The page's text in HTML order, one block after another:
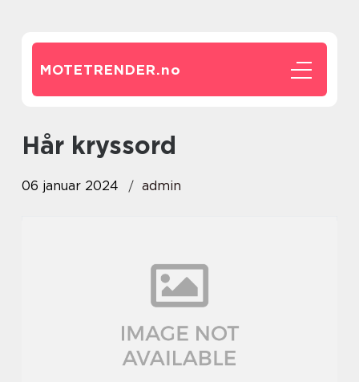
MOTETRENDER.no
hår kryssord
06 januar 2024 admin